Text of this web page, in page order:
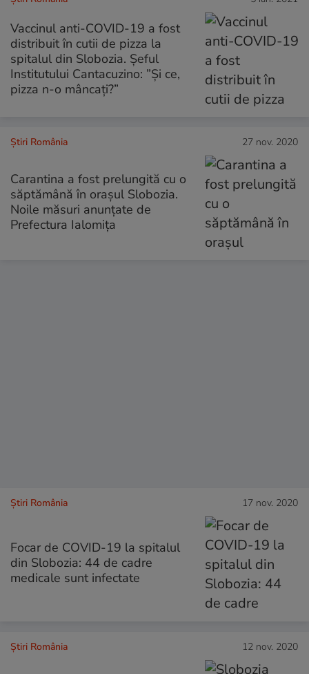
Vaccinul anti-COVID-19 a fost
distribuit în cutii de pizza la
spitalul din Slobozia. Șeful
Institutului Cantacuzino: ”Și ce,
pizza n-o mâncați?”
Știri România 27 nov. 2020
Carantina a fost prelungită cu o
săptămână în orașul Slobozia.
Noile măsuri anunțate de
Prefectura Ialomița
Știri România 17 nov. 2020
Focar de COVID-19 la spitalul
din Slobozia: 44 de cadre
medicale sunt infectate
Știri România 12 nov. 2020